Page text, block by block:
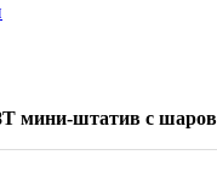
мини-штатив с